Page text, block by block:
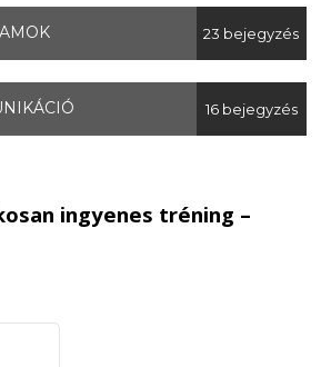
23 bejegyzés
16 bejegyzés
ingyenes tréning –